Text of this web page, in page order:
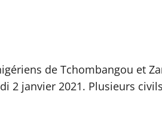
de Tchombangou et
2 janvier 2021. Plusieurs